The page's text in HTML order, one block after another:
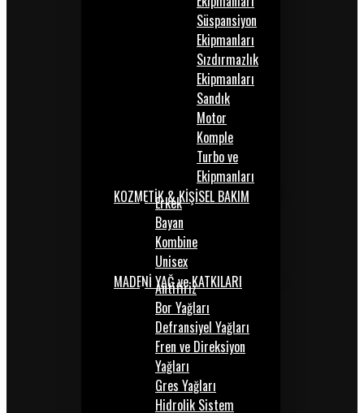
Süspansiyon
Ekipmanları
Sızdırmazlık
Ekipmanları
Sandık
Motor
Komple
Turbo ve
Ekipmanları
KOZMETİK & KİŞİSEL BAKIM
Erkek
Bayan
Kombine
Unisex
MADENİ YAĞ ve KATKILARI
Antifiriz
Bor Yağları
Defransiyel Yağları
Fren ve Direksiyon
Yağları
Gres Yağları
Hidrolik Sistem